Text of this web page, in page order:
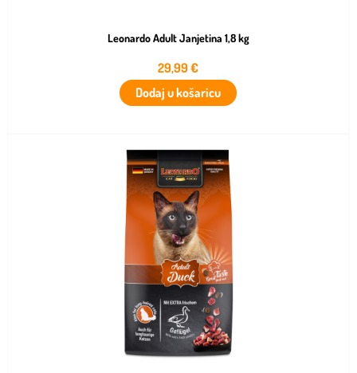
Leonardo Adult Janjetina 1,8 kg
29,99€
Dodaj u košaricu